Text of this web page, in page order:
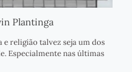
Plantinga
religião talvez seja um dos
Especialmente nas últimas